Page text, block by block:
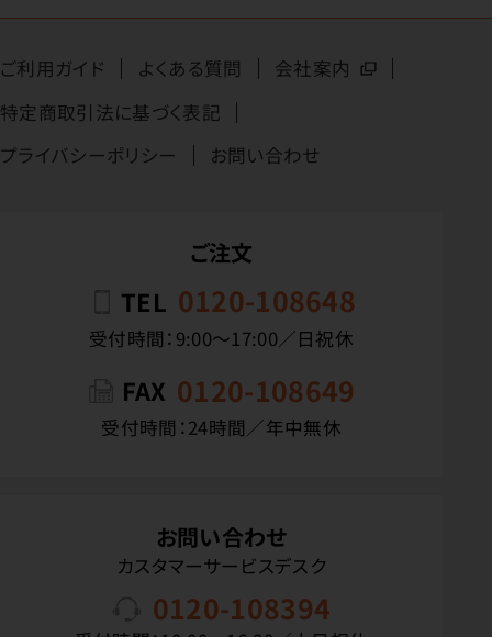
ご利用ガイド よくある質問
会社案内
特定商取引法に基づく表記
プライバシーポリシー
お問い合わせ
ご注文
TEL 0120-108648
受付時間：9:00〜17:00／日祝休
FAX 0120-108649
受付時間：24時間／年中無休
お問い合わせ
カスタマーサービスデスク
0120-108394